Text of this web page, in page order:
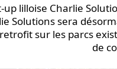
up lilloise Charlie
Solutions sera
sur les parcs
de